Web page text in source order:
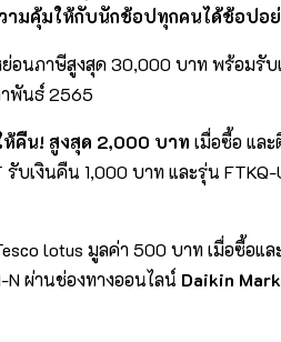
มคุ้มให้กับนักช้อปทุกคนได้ช้อปอย่
นภาษีสูงสุด 30,000 บาท พร้อมรั
พันธ์ 2565
ห้คืน! สูงสุด 2,000 บาท เมื่อซื้อ แล
บเงินคืน 1,000 บาท และรุ่น
lotus มูลค่า 500 บาท เมื่อซื้อแ
N ผ่านช่องทางออนไลน์ Daikin